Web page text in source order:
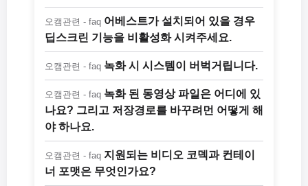
오캠관련 - faq 어베스트가 설치되어 있을 경우
딥스크린 기능을 비활성화 시켜주세요.
오캠관련 - faq 녹화 시 시스템이 버벅거립니다.
오캠관련 - faq 녹화 된 동영상 파일은 어디에 있
나요? 그리고 저장경로를 바꾸려먼 어떻게 해
야 하나요.
오캠관련 - faq 지원되는 비디오 코덱과 컨테이
너 포맷은 무엇인가요?